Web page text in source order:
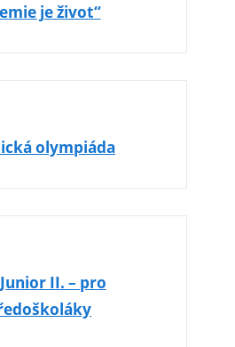
je život“
olympiáda
II. – pro